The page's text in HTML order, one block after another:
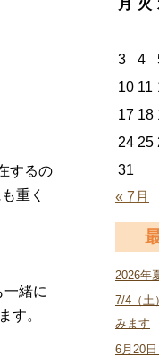
月
火
3
4
10 11
17 18
24 25
31
« 7月
2026年
7/4（土
みます
6月20
するの
重く
緒に
す。